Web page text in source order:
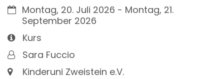
Datum:Montag, 20. Juli 2026 - Montag, 21.
September 2026
Art bzw. Nummer:
Kurs
Von:Sara Fuccio
Ort: Kinderuni Zweistein e.V.